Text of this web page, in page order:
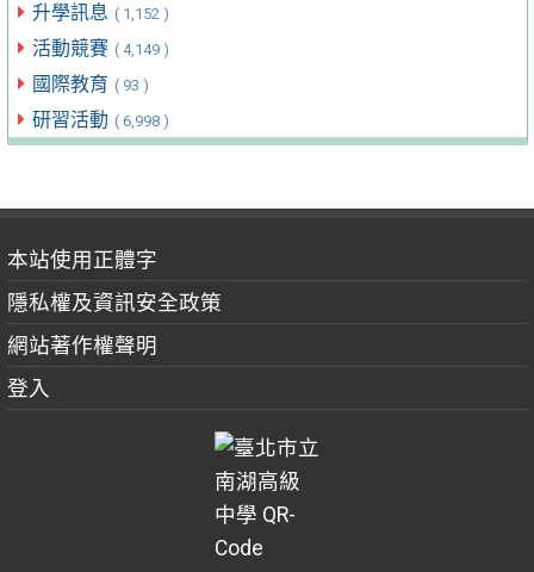
升學訊息 ( 1,152 )
活動競賽 ( 4,149 )
國際教育 ( 93 )
研習活動 ( 6,998 )
本站使用正體字
隱私權及資訊安全政策
網站著作權聲明
登入